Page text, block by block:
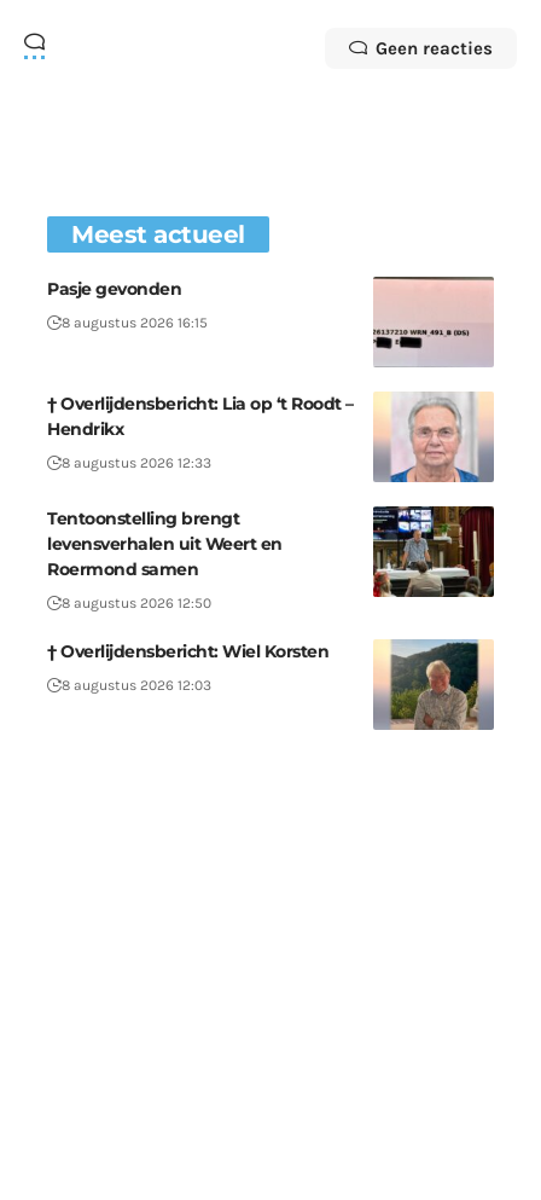
Geen reacties
Meest actueel
Pasje gevonden
8 augustus 2026 16:15
† Overlijdensbericht: Lia op ‘t Roodt –
Hendrikx
8 augustus 2026 12:33
Tentoonstelling brengt
levensverhalen uit Weert en
Roermond samen
8 augustus 2026 12:50
† Overlijdensbericht: Wiel Korsten
8 augustus 2026 12:03